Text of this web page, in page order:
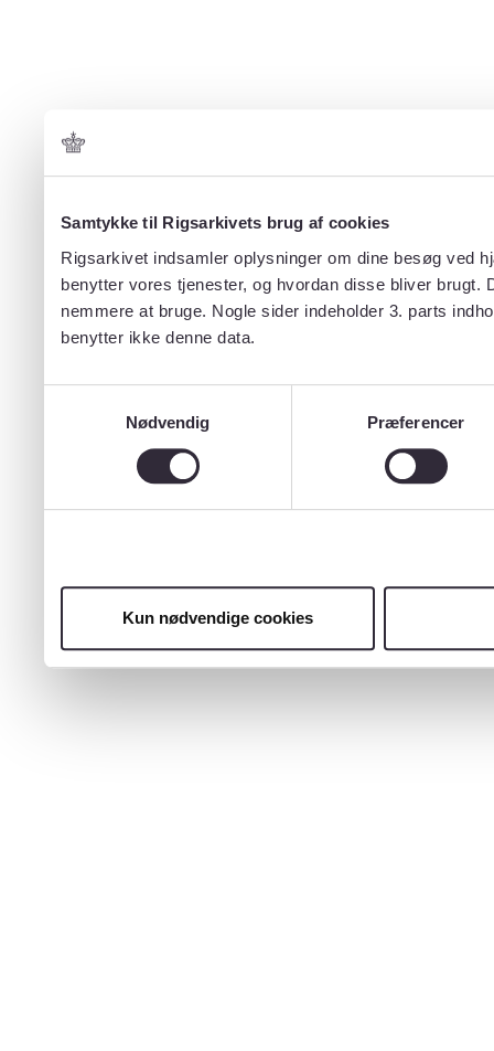
Samtykke til Rigsarkivets brug af cookies
Rigsarkivet indsamler oplysninger om dine besøg ved
benytter vores tjenester, og hvordan disse bliver
nemmere at bruge. Nogle sider indeholder 3. parts
benytter ikke denne data.
Nødvendig
Præferencer
Kun nødvendige cookies